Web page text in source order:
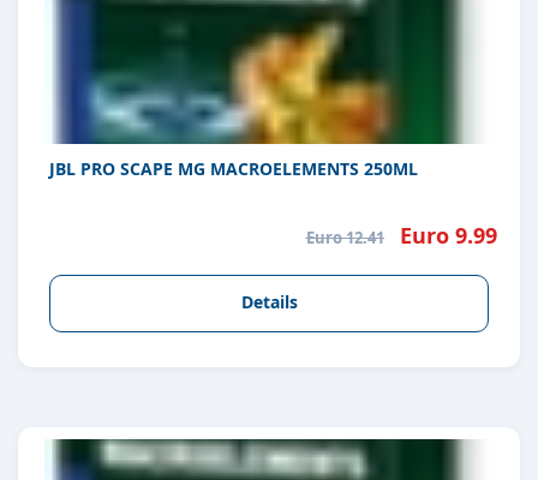
JBL PRO SCAPE MG MACROELEMENTS 250ML
Euro 12.41 Euro 9.99
Details